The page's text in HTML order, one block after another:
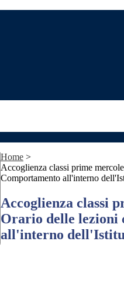
Home >
Accoglienza classi prime
Comportamento all'interno
Accoglienza classi
Orario delle lezioni
all'interno